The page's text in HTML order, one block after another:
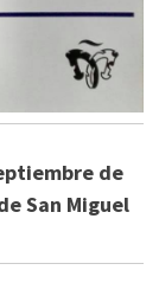
de
San Miguel